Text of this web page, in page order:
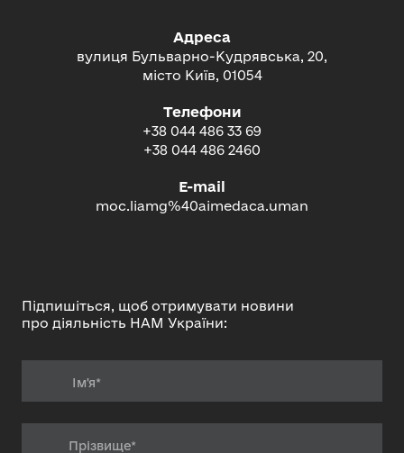
Адреса
вулиця Бульварно-Кудрявська, 20,
місто Київ, 01054
Телефони
+38 044 486 33 69
+38 044 486 2460
E-mail
moc.liamg%40aimedaca.uman
Підпишіться, щоб отримувати новини
про діяльність НАМ України: